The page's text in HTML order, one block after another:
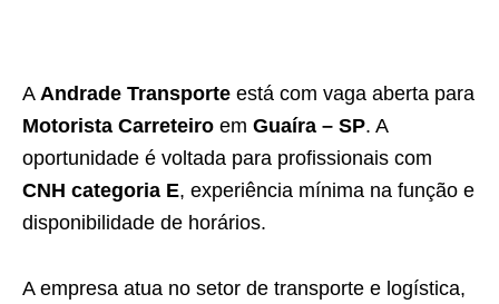
A Andrade Transporte está com vaga aberta para
Motorista Carreteiro em Guaíra – SP. A
oportunidade é voltada para profissionais com
CNH categoria E, experiência mínima na função e
disponibilidade de horários.
A empresa atua no setor de transporte e logística,